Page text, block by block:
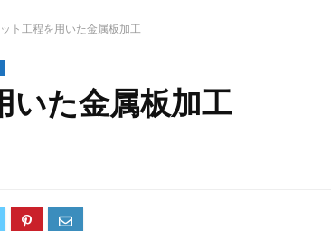
ット工程を用いた金属板加工
いた金属板加工